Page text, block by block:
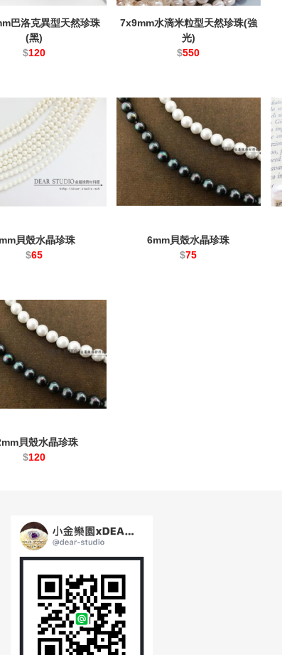
巴洛克異型天然珍珠
(黑)
$120
7x9mm水滴米粒型天然珍珠(強
光)
$550
貝殼水晶珍珠
$65
6mm貝殼水晶珍珠
$75
貝殼水晶珍珠
$120